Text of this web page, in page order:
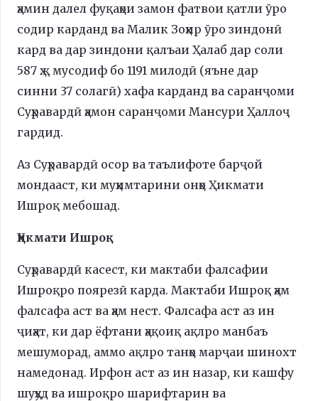
ҳамин далел фуқаҳои замон фатвои қатли ӯро
содир карданд ва Малик Зоҳир ӯро зиндонӣ
кард ва дар зиндони қалъаи Ҳалаб дар соли
587 ҳ.қ мусодиф бо 1191 милодӣ (яъне дар
синни 37 солагӣ) хафа карданд ва саранҷоми
Суҳравардӣ ҳамон саранҷоми Мансури Ҳаллоҷ
гардид.
Аз Суҳравардӣ осор ва таълифоте барҷой
мондааст, ки муҳимтарини онҳо Ҳикмати
Ишроқ мебошад.
Ҳикмати Ишроқ
Суҳравардӣ касест, ки мактаби фалсафии
Ишроқро поярезӣ карда. Мактаби Ишроқ ҳам
фалсафа аст ва ҳам нест. Фалсафа аст аз ин
ҷиҳат, ки дар ёфтани ҳақоиқ ақлро манбаъ
мешуморад, аммо ақлро танҳо марҷаи шинохт
намедонад. Ирфон аст аз ин назар, ки кашфу
шуҳуд ва ишроқро шарифтарин ва